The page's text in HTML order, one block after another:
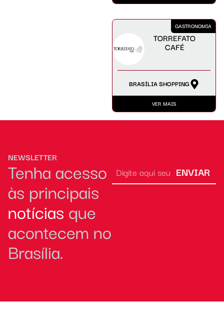
GASTRONOMIA
TORREFATO
CAFÉ
BRASÍLIA SHOPPING
VER MAIS
NEWSLETTER
Tenha acesso
às principais
notícias que
acontecem no
Brasília.
ENVIAR